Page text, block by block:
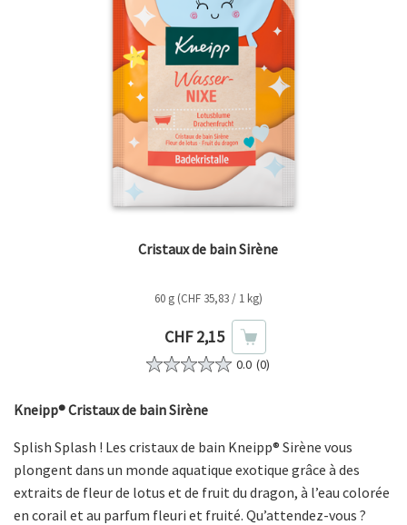
Cristaux de bain Sirène
60 g (CHF 35,83 / 1 kg)
Prix actuel
CHF 2,15
0.0 (0)
Kneipp® Cristaux de bain Sirène
Splish Splash ! Les cristaux de bain Kneipp® Sirène vous
plongent dans un monde aquatique exotique grâce à des
extraits de fleur de lotus et de fruit du dragon, à l’eau colorée
en corail et au parfum fleuri et fruité. Qu’attendez-vous ?